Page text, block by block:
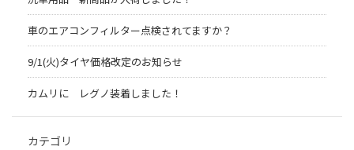
車のエアコンフィルター点検されてますか？
9/1(火)タイヤ価格改定のお知らせ
カムリに レグノ装着しました！
カテゴリ